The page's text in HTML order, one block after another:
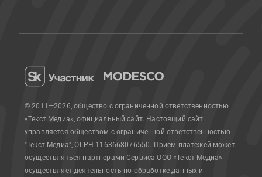
© 2011—2026, общество с ограниченной ответственностью
«Текст Медиа», официальный сайт. Настоящий сайт
управляется обществом с ограниченной ответственностью
"Текст Медиа", ОГРН 1163668076550. Прием платежей может
осуществляться партнерами Сервиса.ООО «Текст Медиа»
осуществляет деятельность по обработке данных и